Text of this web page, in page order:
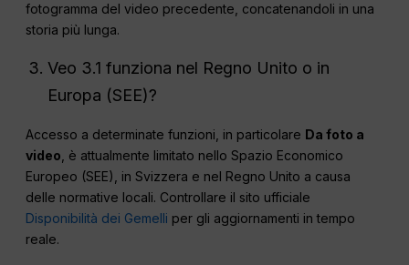
fotogramma del video precedente, concatenandoli in una
storia più lunga.
Veo 3.1 funziona nel Regno Unito o in
Europa (SEE)?
Accesso a determinate funzioni, in particolare Da foto a
video , è attualmente limitato nello Spazio Economico
Europeo (SEE), in Svizzera e nel Regno Unito a causa
delle normative locali. Controllare il sito ufficiale
Disponibilità dei Gemelli per gli aggiornamenti in tempo
reale.